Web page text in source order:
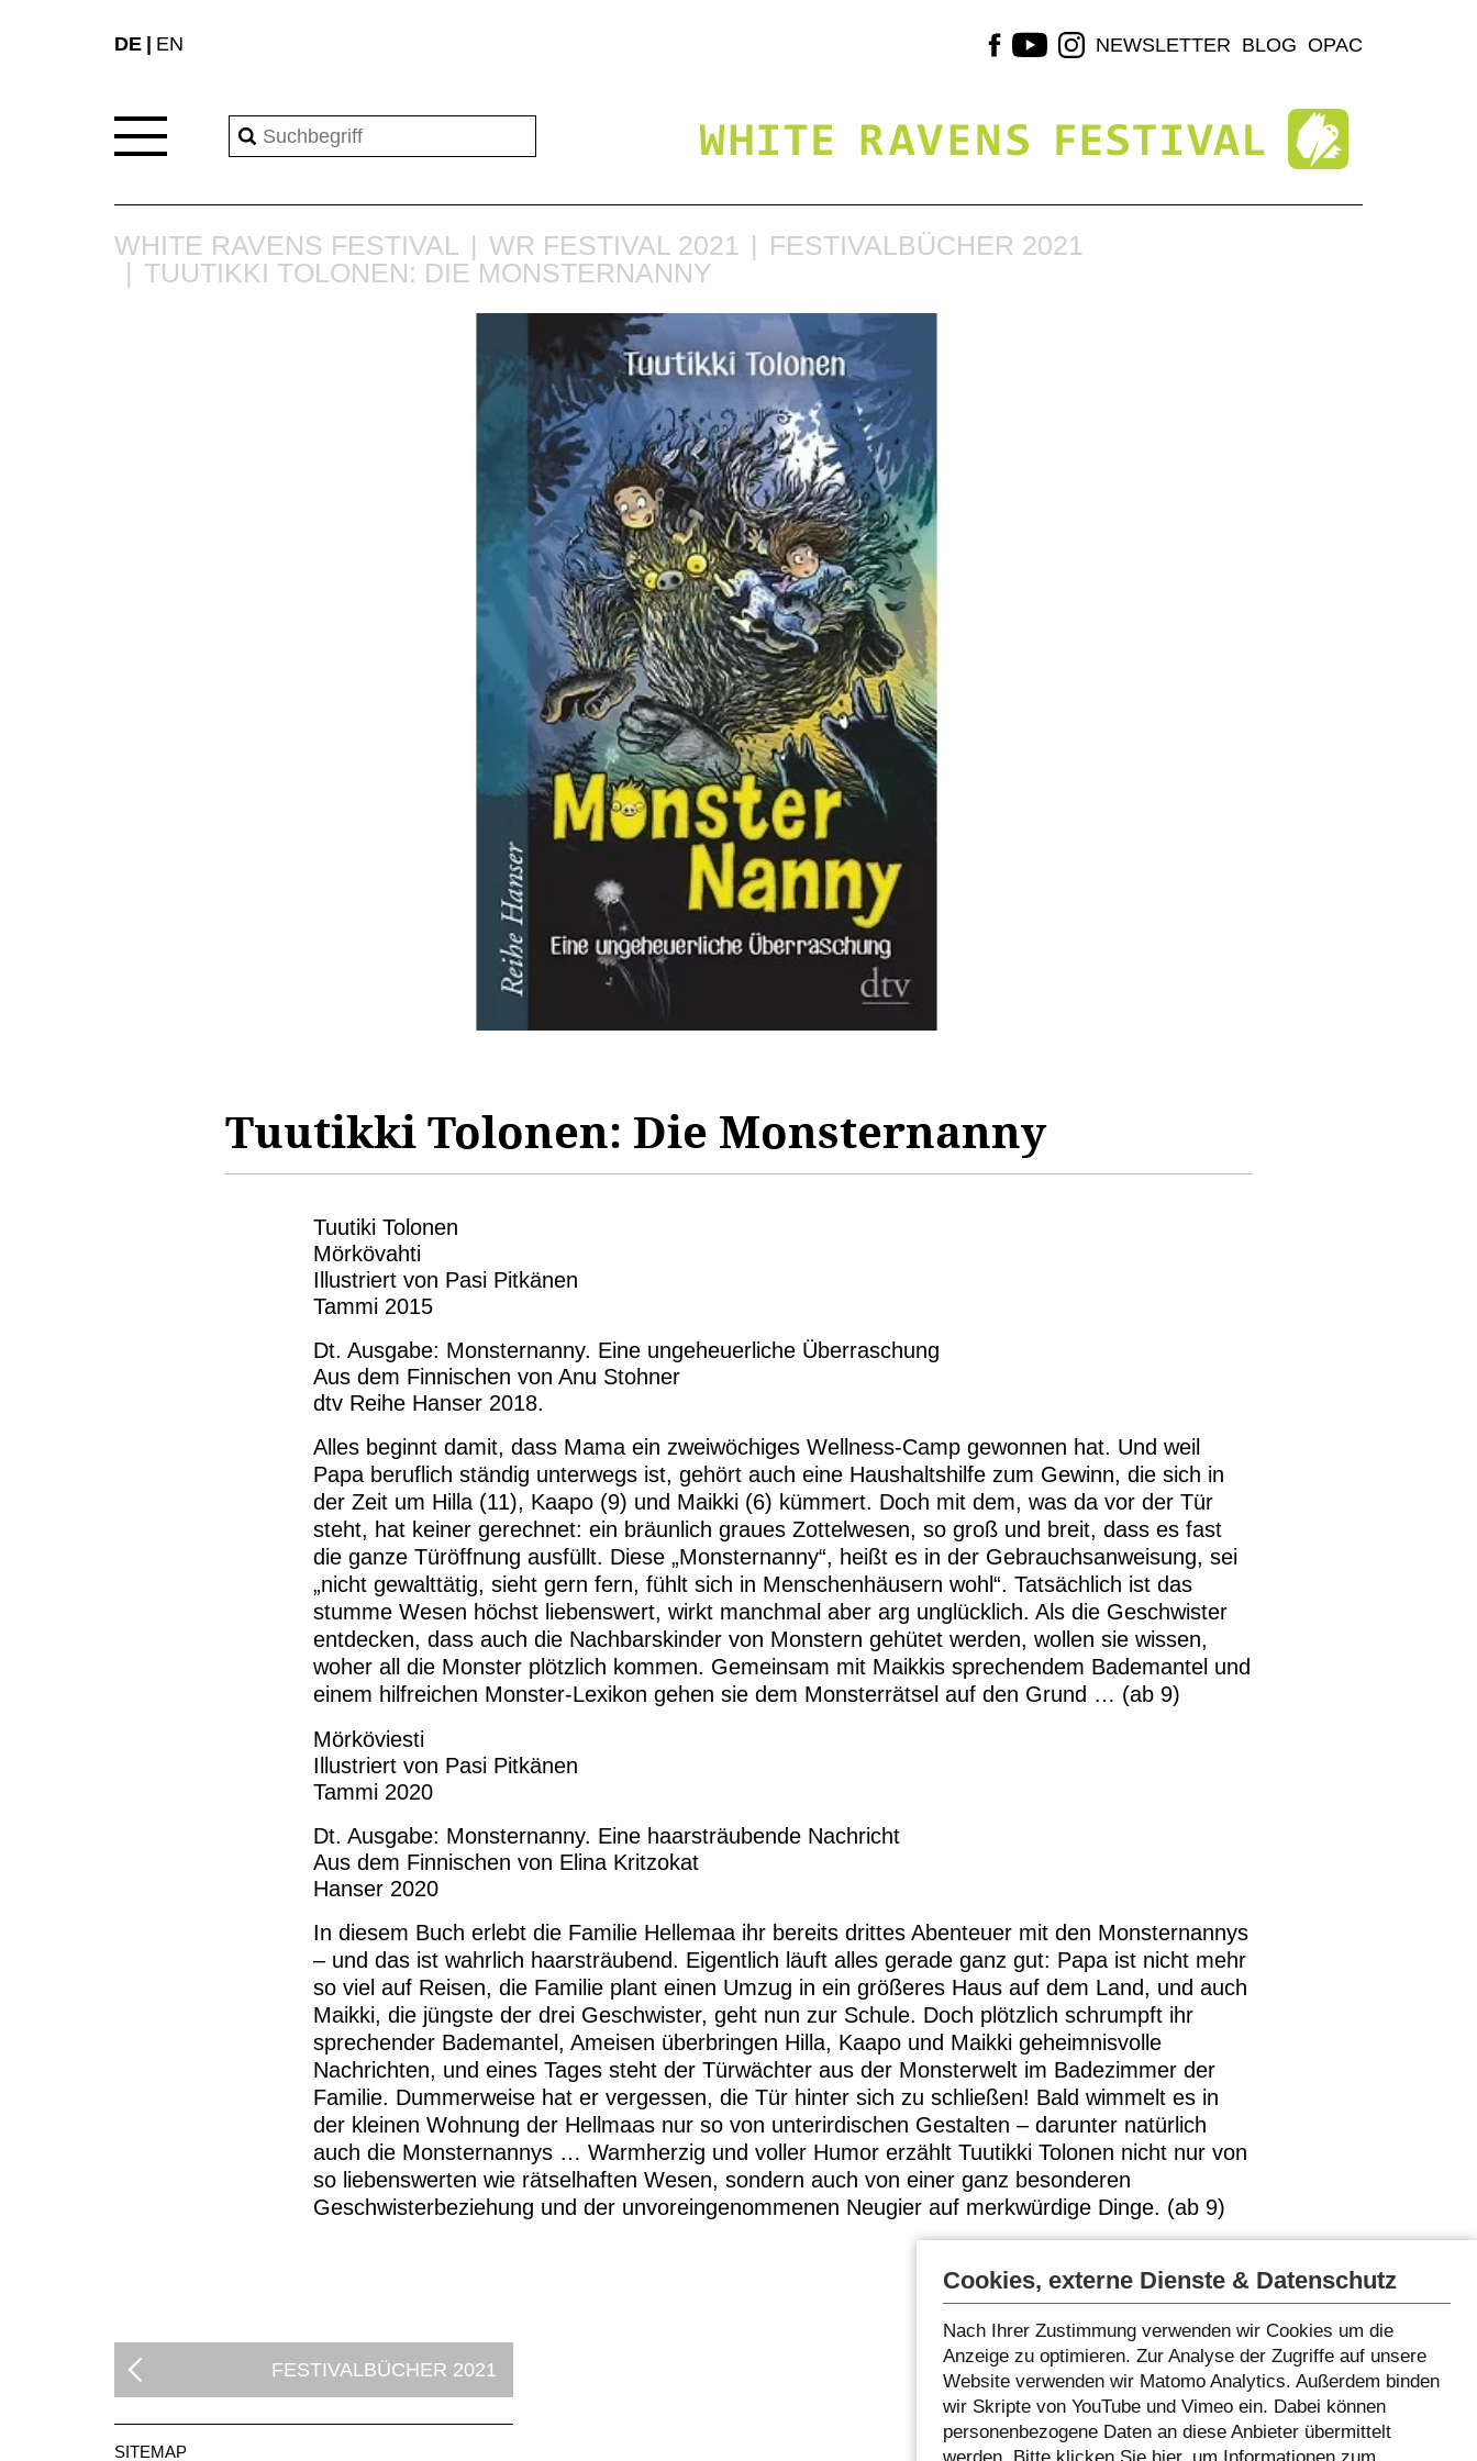
DE EN NEWSLETTER BLOG OPAC
WHITE RAVENS FESTIVAL WR FESTIVAL 2021
FESTIVALBÜCHER 2021
TUUTIKKI TOLONEN: DIE MONSTERNANNY
Tuutikki Tolonen: Die Monsternanny
Tuutiki Tolonen
Mörkövahti
Illustriert von Pasi Pitkänen
Tammi 2015
Dt. Ausgabe: Monsternanny. Eine ungeheuerliche Überraschung
Aus dem Finnischen von Anu Stohner
dtv Reihe Hanser 2018.
Alles beginnt damit, dass Mama ein zweiwöchiges Wellness-Camp gewonnen hat. Und weil
Papa beruflich ständig unterwegs ist, gehört auch eine Haushaltshilfe zum Gewinn, die sich in
der Zeit um Hilla (11), Kaapo (9) und Maikki (6) kümmert. Doch mit dem, was da vor der Tür
steht, hat keiner gerechnet: ein bräunlich graues Zottelwesen, so groß und breit, dass es fast
die ganze Türöffnung ausfüllt. Diese „Monsternanny“, heißt es in der Gebrauchsanweisung, sei
„nicht gewalttätig, sieht gern fern, fühlt sich in Menschenhäusern wohl“. Tatsächlich ist das
stumme Wesen höchst liebenswert, wirkt manchmal aber arg unglücklich. Als die Geschwister
entdecken, dass auch die Nachbarskinder von Monstern gehütet werden, wollen sie wissen,
woher all die Monster plötzlich kommen. Gemeinsam mit Maikkis sprechendem Bademantel und
einem hilfreichen Monster-Lexikon gehen sie dem Monsterrätsel auf den Grund … (ab 9)
Mörköviesti
Illustriert von Pasi Pitkänen
Tammi 2020
Dt. Ausgabe: Monsternanny. Eine haarsträubende Nachricht
Aus dem Finnischen von Elina Kritzokat
Hanser 2020
In diesem Buch erlebt die Familie Hellemaa ihr bereits drittes Abenteuer mit den Monsternannys
– und das ist wahrlich haarsträubend. Eigentlich läuft alles gerade ganz gut: Papa ist nicht mehr
so viel auf Reisen, die Familie plant einen Umzug in ein größeres Haus auf dem Land, und auch
Maikki, die jüngste der drei Geschwister, geht nun zur Schule. Doch plötzlich schrumpft ihr
sprechender Bademantel, Ameisen überbringen Hilla, Kaapo und Maikki geheimnisvolle
Nachrichten, und eines Tages steht der Türwächter aus der Monsterwelt im Badezimmer der
Familie. Dummerweise hat er vergessen, die Tür hinter sich zu schließen! Bald wimmelt es in
der kleinen Wohnung der Hellmaas nur so von unterirdischen Gestalten – darunter natürlich
auch die Monsternannys … Warmherzig und voller Humor erzählt Tuutikki Tolonen nicht nur von
so liebenswerten wie rätselhaften Wesen, sondern auch von einer ganz besonderen
Geschwisterbeziehung und der unvoreingenommenen Neugier auf merkwürdige Dinge. (ab 9)
FESTIVALBÜCHER 2021
SITEMAP
Cookies, externe Dienste & Datenschutz
Nach Ihrer Zustimmung verwenden wir Cookies um die
Anzeige zu optimieren. Zur Analyse der Zugriffe auf unsere
Website verwenden wir Matomo Analytics. Außerdem binden
wir Skripte von YouTube und Vimeo ein. Dabei können
personenbezogene Daten an diese Anbieter übermittelt